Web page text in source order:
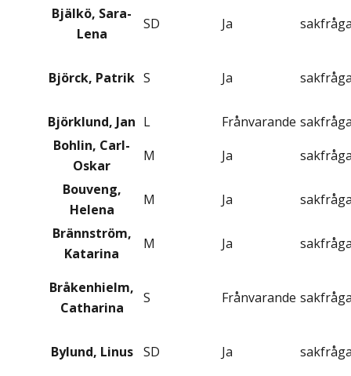
Bjälkö, Sara-
Lena
SD Ja
Björck, Patrik S Ja
Björklund, Jan L Frånvarande
Bohlin, Carl-
Oskar
M Ja
Bouveng,
Helena
M Ja
Brännström,
Katarina
M Ja
Bråkenhielm,
Catharina
S Frånvarande
Bylund, Linus SD Ja